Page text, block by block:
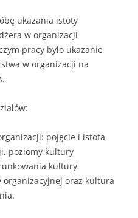
ukazania istoty
w organizacji
pracy było ukazanie
w organizacji na
pojęcie i istota
poziomy kultury
kultury
oraz kultura